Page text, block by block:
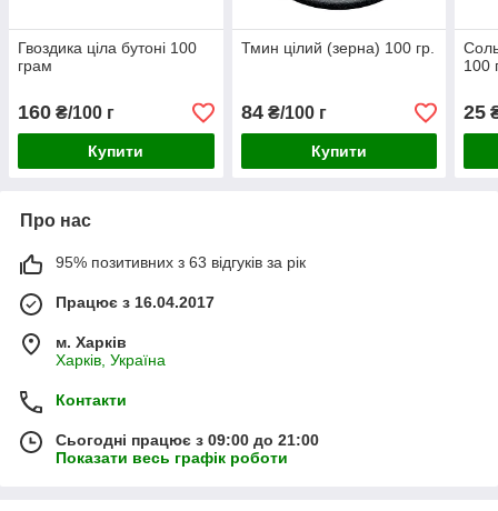
Гвоздика ціла бутоні 100
грам
160 ₴/100 г
Купити
Тмин цілий (зерна) 100 гр.
84₴/100 г
Купити
100
25
Про нас
95% позитивних з 63 відгуків за рік
Працює з 16.04.2017
м. Харків
Харків, Україна
Контакти
Сьогодні працює з 09:00 до 21:00
Показати весь графік роботи